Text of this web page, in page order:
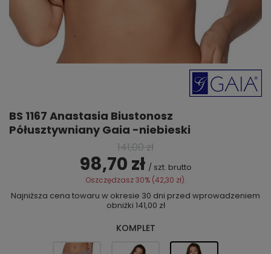
BS 1167 Anastasia Biustonosz
Półusztywniany Gaia -niebieski
141,00 zł
98,70 zł / szt. brutto
Oszczędzasz30% (42,30 zł).
Najniższa cena towaru w okresie 30 dni przed wprowadzeniem
obniżki 141,00 zł
KOMPLET